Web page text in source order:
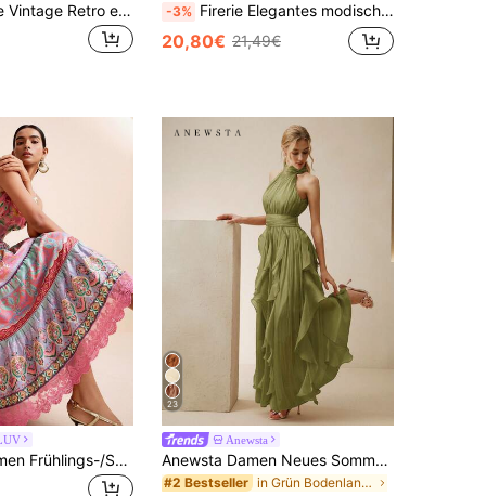
Anewsta Elaire Vintage Retro elegantes Damenkleid mit Farbblock-Polka-Dot-Muster, Schleifenkraag, langen Ärmeln, geraffter Taille und Falten -3% Firerie Elegantes modisches ärmelloses kariertes A-Linien-Midikleid mit Taillenzug für Damen
20,80€ 21,49€
LOTSLUV Damen Frühlings-/Sommer-Urlaubskleid, elegant, bunt, Farbverlauf-Muster, U-Ausschnitt, ärmellos, tailliert, gerafft, Spitzen-Patchwork, Muster-Kleid
23
Anewsta
Anewsta Damen Neues Sommer Elegantes Ärmelloses Neckholder Langkleid, geraffte Taille, schlankmachend, glänzender welliger Saum, voller Rock, Grün, geeignet für Bankett, Party, Versammlung
#2 Bestseller in Grün Bodenlange Kleider